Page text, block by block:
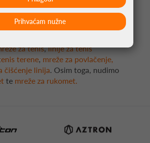
i pouzdanoj usluzi dostave.
ćete sve što vam je potrebno za
tenis terena, uključujući
za tenis,linije za tenis
terene, mreže za povlačenje,
čišćenje linija. Osim toga, nudimo
te mreže za rukomet.
Prihvaćam nužne